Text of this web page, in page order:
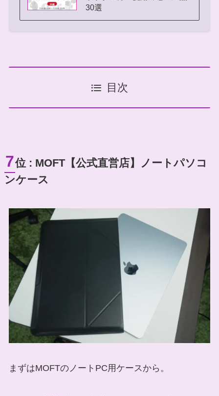
30選
目次
7位 : MOFT【公式直営店】ノートパソコ
ンケース
まずはMOFTのノートPC用ケースから。